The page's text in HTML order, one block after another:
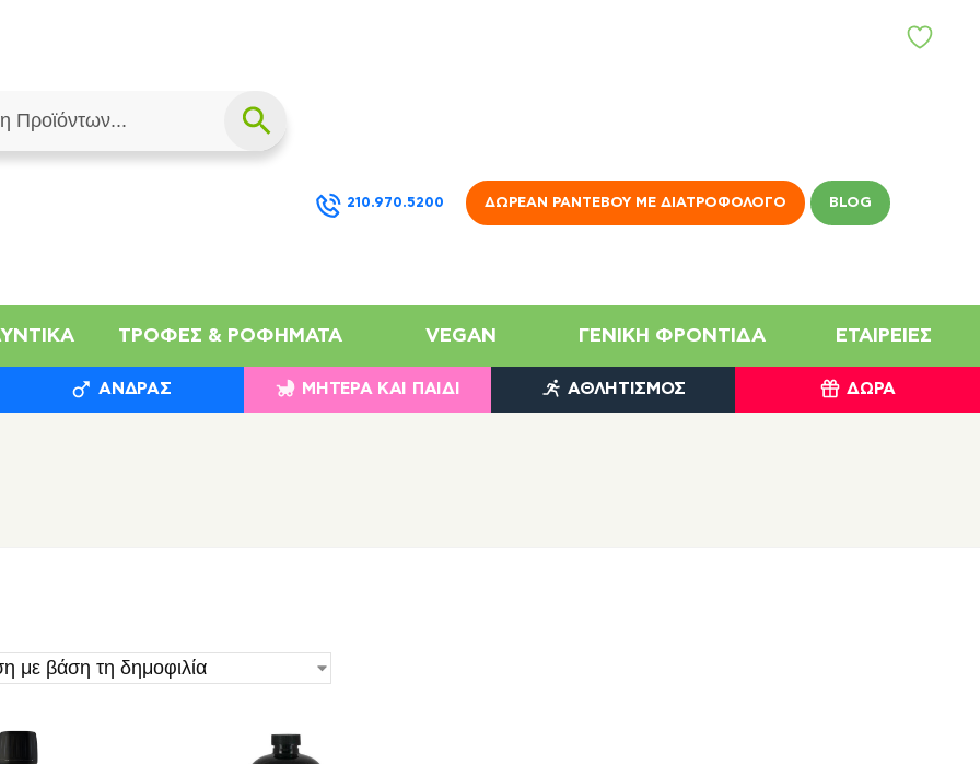
210.970.5200 ΔΩΡΕΆΝ ΡΑΝΤΕΒΟΎ ΜΕ ΔΙΑΤΡΟΦΟΛΌΓΟ BLOG
Α
ΤΡΟΦΈΣ & ΡΟΦΉΜΑΤΑ VEGAN ΓΕΝΙΚΉ ΦΡΟΝΤΊΔΑ ΕΤΑΙΡΕΊΕΣ
ΆΝΔΡΑΣ ΜΗΤΈΡΑ ΚΑΙ ΠΑΙΔΊ ΑΘΛΗΤΙΣΜΌΣ ΔΏΡΑ